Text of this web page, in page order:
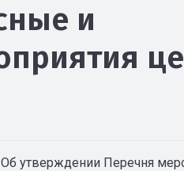
и
утверждении Перечня